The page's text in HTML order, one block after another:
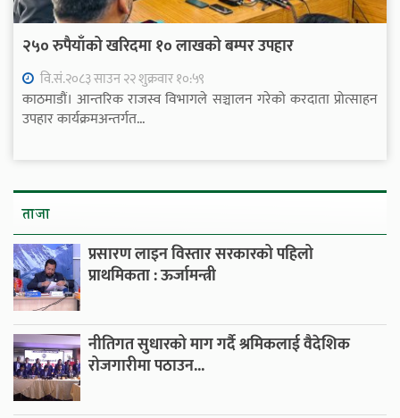
२५० रुपैयाँको खरिदमा १० लाखको बम्पर उपहार
वि.सं.२०८३ साउन २२ शुक्रवार १०:५९
काठमाडौं। आन्तरिक राजस्व विभागले सञ्चालन गरेको करदाता प्रोत्साहन
उपहार कार्यक्रमअन्तर्गत...
ताजा
प्रसारण लाइन विस्तार सरकारको पहिलो
प्राथमिकता : ऊर्जामन्त्री
नीतिगत सुधारको माग गर्दै श्रमिकलाई वैदेशिक
रोजगारीमा पठाउन...